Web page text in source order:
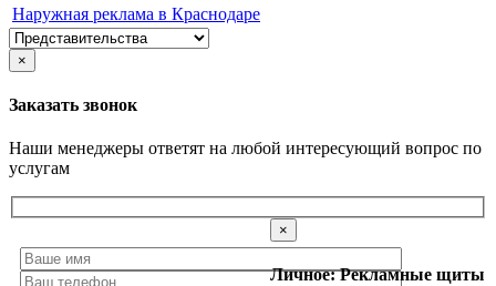
Наружная реклама в Краснодаре
×
Заказать звонок
Наши менеджеры ответят на любой интересующий вопрос по
услугам
×
Личное: Рекламные щиты